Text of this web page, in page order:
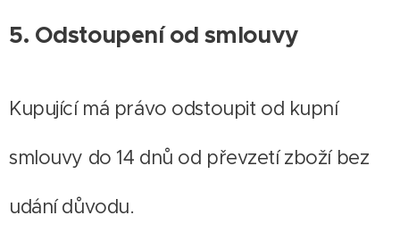
5. Odstoupení od smlouvy
Kupující má právo odstoupit od kupní
smlouvy do 14 dnů od převzetí zboží bez
udání důvodu.